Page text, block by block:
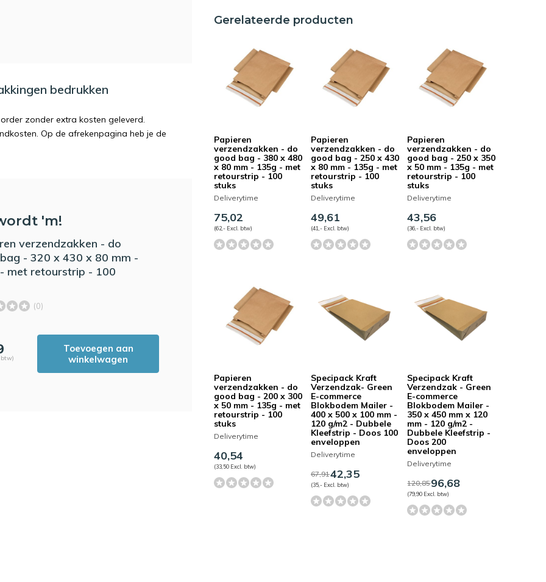
bedrukken
zonder extra kosten geleverd.
Op de afrekenpagina heb je de
'm!
verzendzakken - do
- 320 x 430 x 80 mm -
met retourstrip - 100
(0)
btw)
Toevoegen aan
winkelwagen
Gerelateerde producten
Papieren
verzendzakken - do
good bag - 380 x 480
x 80 mm - 135g - met
retourstrip - 100
stuks
Deliverytime
75,02
(62,- Excl. btw)
Papieren
verzendzakken - do
good bag - 250 x 430
x 80 mm - 135g - met
retourstrip - 100
stuks
Deliverytime
49,61
(41,- Excl. btw)
Papieren
verzendzakken - do
good bag - 250 x 350
x 50 mm - 135g - met
retourstrip - 100
stuks
Deliverytime
43,56
(36,- Excl. btw)
Papieren
verzendzakken - do
good bag - 200 x 300
x 50 mm - 135g - met
retourstrip - 100
stuks
Deliverytime
40,54
(33,50 Excl. btw)
Specipack Kraft
Verzendzak- Green
E-commerce
Blokbodem Mailer -
400 x 500 x 100 mm -
120 g/m2 - Dubbele
Kleefstrip - Doos 100
enveloppen
Deliverytime
67,9142,35
(35,- Excl. btw)
Specipack Kraft
Verzendzak - Green
E-commerce
Blokbodem Mailer -
350 x 450 mm x 120
mm - 120 g/m2 -
Dubbele Kleefstrip -
Doos 200
enveloppen
Deliverytime
120,8596,68
(79,90 Excl. btw)